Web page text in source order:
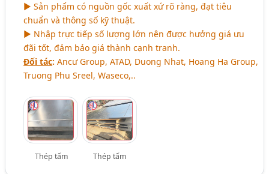
► Sản phẩm có nguồn gốc xuất xứ rõ ràng, đạt tiêu
chuẩn và thông số kỹ thuật.
► Nhập trực tiếp số lượng lớn nên được hưởng giá ưu
đãi tốt, đảm bảo giá thành cạnh tranh.
Đối tác: Ancư Group, ATAD, Duong Nhat, Hoang Ha Group,
Truong Phu Sreel, Waseco,..
Thép tấm Thép tấm